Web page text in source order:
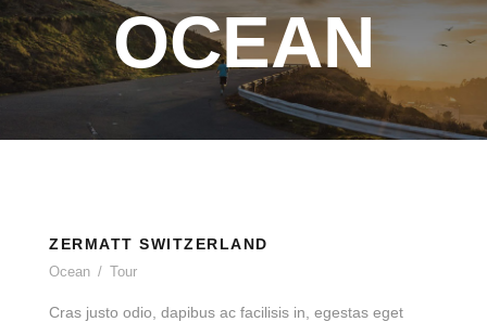
OCEAN
ZERMATT SWITZERLAND
Ocean / Tour
Cras justo odio, dapibus ac facilisis in, egestas eget